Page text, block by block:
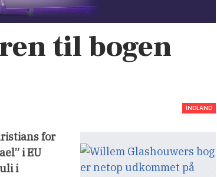
til bogen
INDLAND
for
i EU
i